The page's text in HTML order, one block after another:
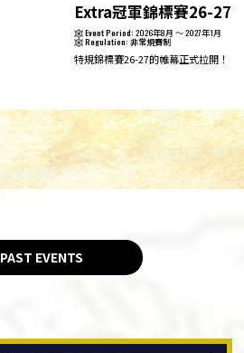
Extra冠軍錦標賽26-27
Event Period: 2026年8月 ～ 2027年1月
Regulation: 非常規賽制
特規錦標賽26-27的帷幕正式拉開！
PAST EVENTS